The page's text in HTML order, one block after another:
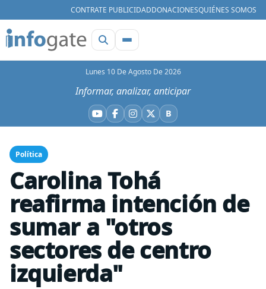
CONTRATE PUBLICIDADDONACIONESQUIÉNES SOMOS
Lunes 10 De Agosto De 2026
Informar, analizar, anticipar
YouTube
Facebook
Instagram
X BBluesky
Política
Carolina Tohá
reafirma intención de
sumar a "otros
sectores de centro
izquierda"